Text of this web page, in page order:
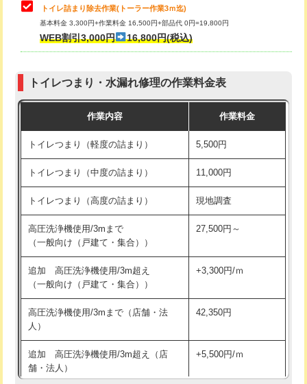
トイレ詰まり除去作業(トーラー作業3ｍ迄)
基本料金 3,300円+作業料金 16,500円+部品代 0円=19,800円
WEB割引3,000円 16,800円(税込)
トイレつまり・水漏れ修理の作業料金表
作業内容 作業料金
トイレつまり（軽度の詰まり） 5,500円
トイレつまり（中度の詰まり） 11,000円
トイレつまり（高度の詰まり） 現地調査
高圧洗浄機使用/3mまで
（一般向け（戸建て・集合））
27,500円～
追加 高圧洗浄機使用/3m超え
（一般向け（戸建て・集合））
+3,300円/ｍ
高圧洗浄機使用/3mまで（店舗・法
人）
42,350円
追加 高圧洗浄機使用/3m超え（店
舗・法人）
+5,500円/ｍ